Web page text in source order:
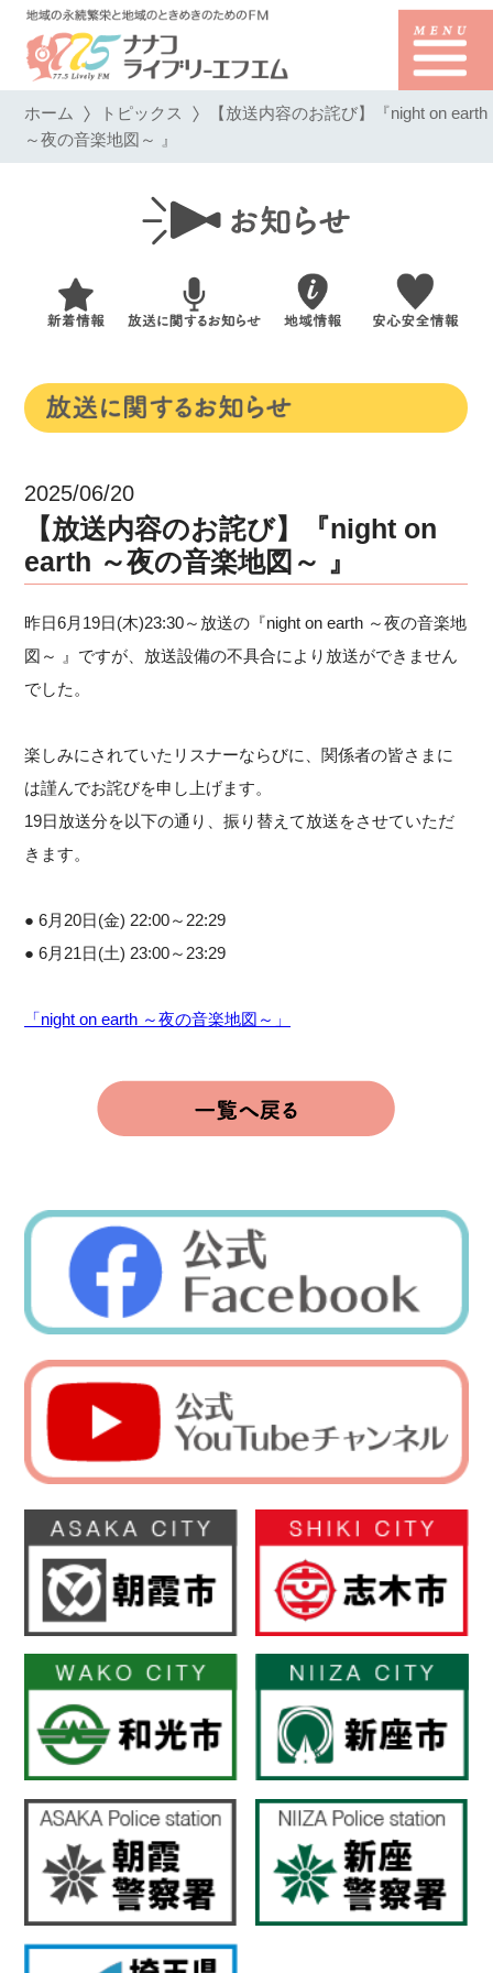
ホーム トピックス 【放送内容のお詫び】『night on earth
～夜の音楽地図～ 』
2025/06/20
【放送内容のお詫び】『night on
earth ～夜の音楽地図～ 』
昨日6月19日(木)23:30～放送の『night on earth ～夜の音楽地
図～ 』ですが、放送設備の不具合により放送ができません
でした。
楽しみにされていたリスナーならびに、関係者の皆さまに
は謹んでお詫びを申し上げます。
19日放送分を以下の通り、振り替えて放送をさせていただ
きます。
● 6月20日(金) 22:00～22:29
● 6月21日(土) 23:00～23:29
「night on earth ～夜の音楽地図～」